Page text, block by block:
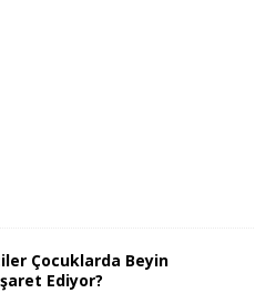
Çocuklarda Beyin
Ediyor?